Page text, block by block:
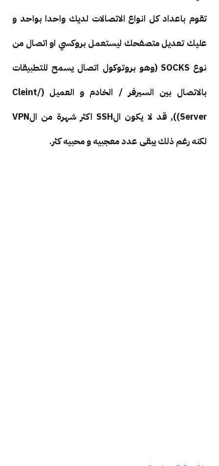
تقوم باعداد كل انواع الاتصالات لديك واحدا بواحد و
عليك تعديل متصفحك ليستعمل بروكسي او اتصال من
نوع SOCKS (وهو بروتوكول اتصال يسمح للتطبيقات
بالاتصال بين السيرفر / الخادم و العميل (Cleint/
Server)), قد لا يكون الSSH اكثر شهرة من الVPN
لكنه رغم ذلك يبقى عدد معجبيه و محبيه كثر.